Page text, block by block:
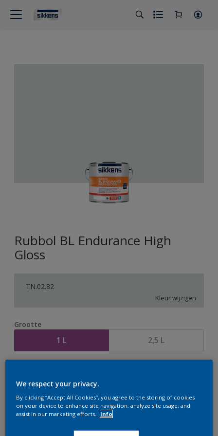
Rubbol BL Endurance High
Gloss
TN.02.82
Kleur wijzigen
Grootte
1 L 2,5 L
te bestellen. Houd de website in de gaten, we werken
We respect your privacy.
By clicking “Accept All Cookies”, you agree to the storing of cookies
on your device to enhance site navigation, analyze site usage, and
assist in our marketing efforts.
Info